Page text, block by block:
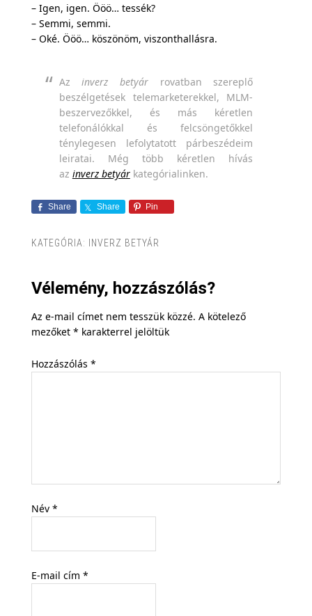
– Igen, igen. Ööö… tessék?
– Semmi, semmi.
– Oké. Ööö… köszönöm, viszonthallásra.
Azinverz betyár rovatban szereplő
beszélgetések telemarketerekkel, MLM-
beszervezőkkel, és más kéretlen
telefonálókkal és felcsöngetőkkel
ténylegesen lefolytatott párbeszédeim
leiratai. Még több kéretlen hívás
az inverz betyárkategórialinken.
Share Share Pin
KATEGÓRIA: INVERZ BETYÁR
Vélemény, hozzászólás?
Az e-mail címet nem tesszük közzé. A kötelező
mezőket * karakterrel jelöltük
Hozzászólás *
Név *
E-mail cím *